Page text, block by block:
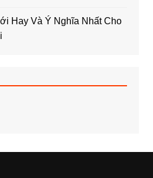
Hay Và Ý Nghĩa Nhất Cho